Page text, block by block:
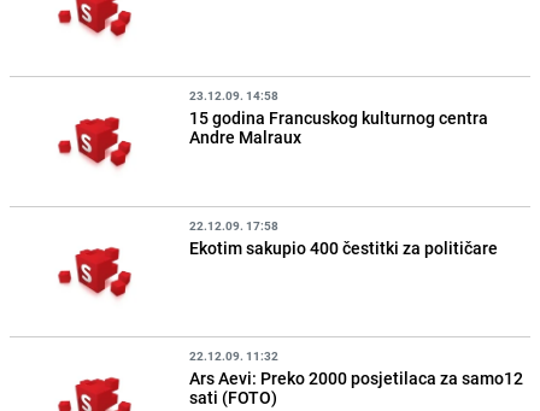
23.12.09. 14:58
15 godina Francuskog kulturnog centra
Andre Malraux
22.12.09. 17:58
Ekotim sakupio 400 čestitki za političare
22.12.09. 11:32
Ars Aevi: Preko 2000 posjetilaca za samo12
sati (FOTO)